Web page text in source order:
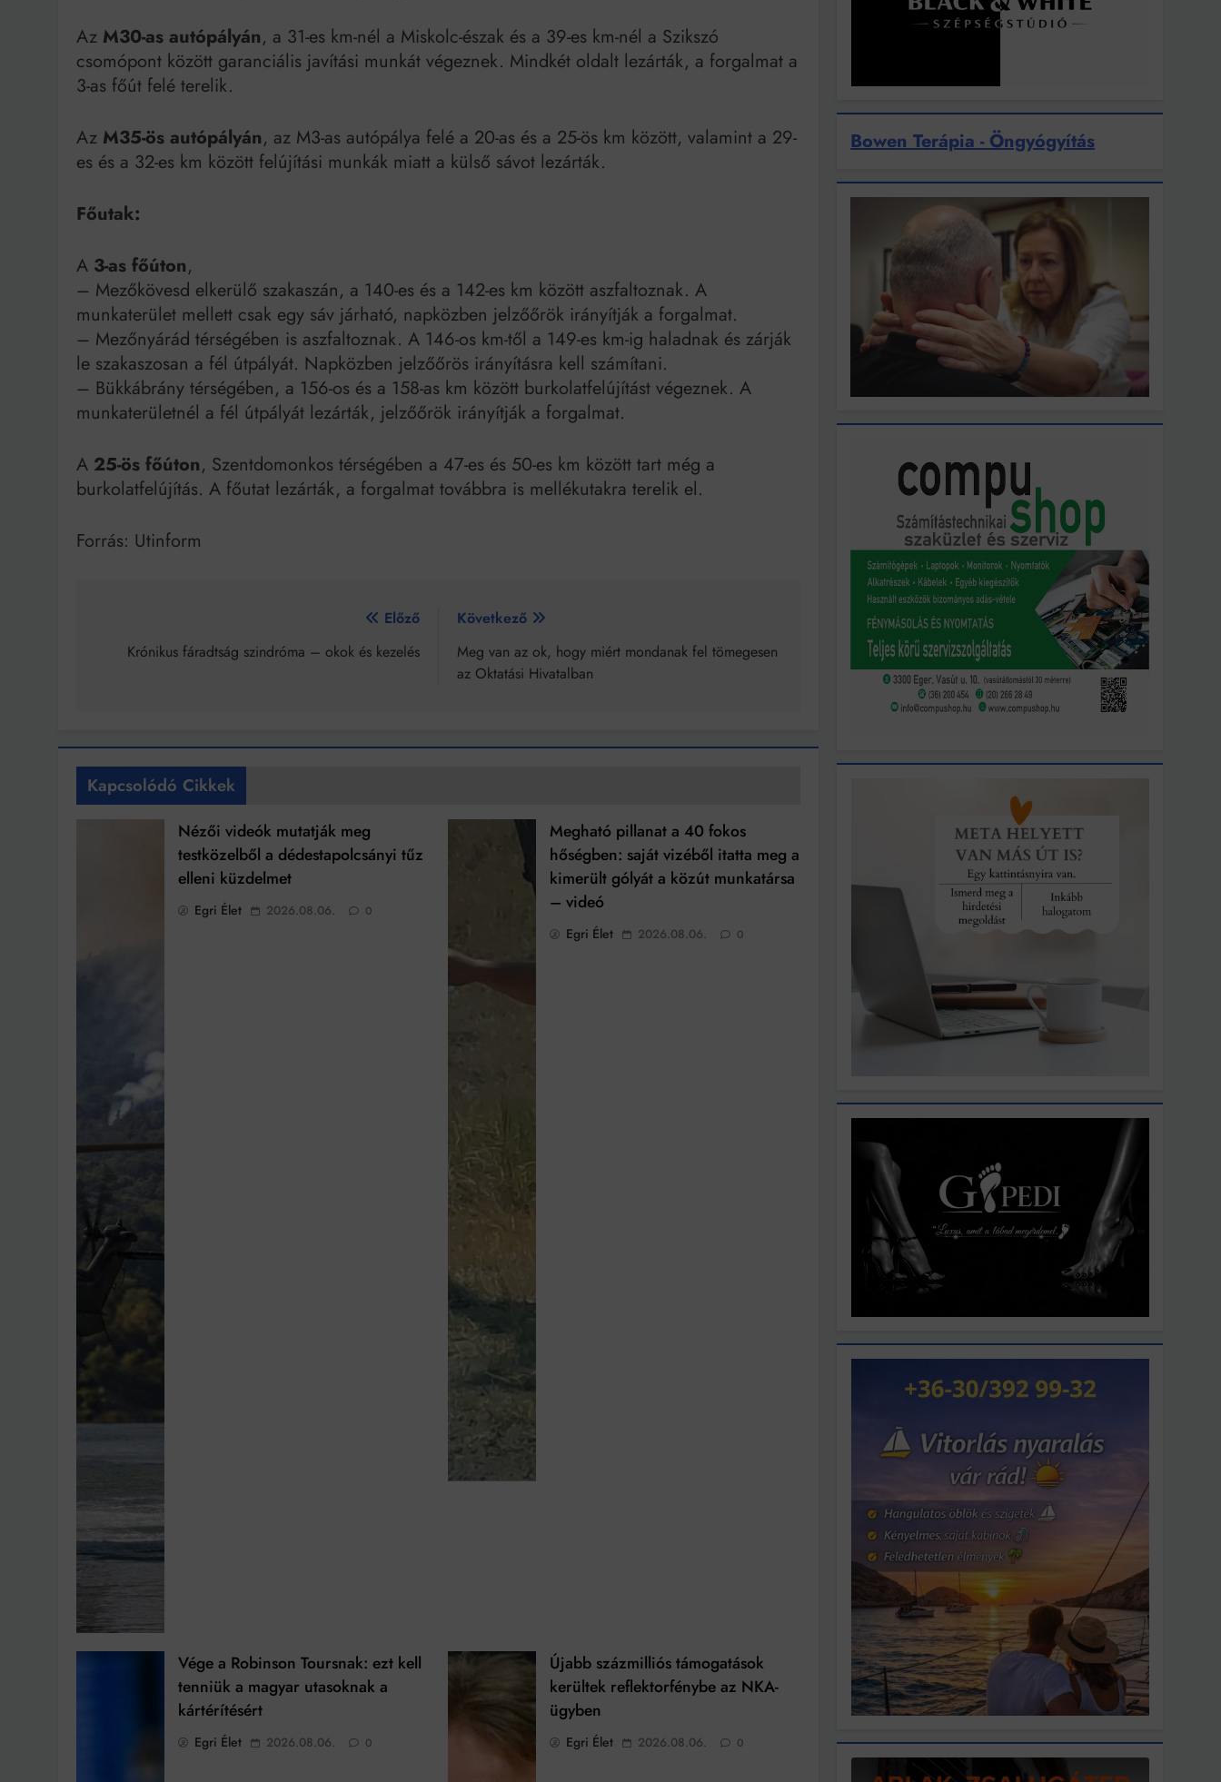
Az M30-as autópályán, a 31-es km-nél a Miskolc-észak és a 39-es km-nél a Szikszó
csomópont között garanciális javítási munkát végeznek. Mindkét oldalt lezárták, a forgalmat a
3-as főút felé terelik.
Az M35-ös autópályán, az M3-as autópálya felé a 20-as és a 25-ös km között, valamint a 29-
es és a 32-es km között felújítási munkák miatt a külső sávot lezárták.
Főutak:
A 3-as főúton,
– Mezőkövesd elkerülő szakaszán, a 140-es és a 142-es km között aszfaltoznak. A
munkaterület mellett csak egy sáv járható, napközben jelzőőrök irányítják a forgalmat.
– Mezőnyárád térségében is aszfaltoznak. A 146-os km-től a 149-es km-ig haladnak és zárják
le szakaszosan a fél útpályát. Napközben jelzőőrös irányításra kell számítani.
– Bükkábrány térségében, a 156-os és a 158-as km között burkolatfelújítást végeznek. A
munkaterületnél a fél útpályát lezárták, jelzőőrök irányítják a forgalmat.
A 25-ös főúton, Szentdomonkos térségében a 47-es és 50-es km között tart még a
burkolatfelújítás. A főutat lezárták, a forgalmat továbbra is mellékutakra terelik el.
Forrás: Utinform
navigáció
Előző
Krónikus fáradtság szindróma – okok és kezelés
Következő
Meg van az ok, hogy miért mondanak fel tömegesen
az Oktatási Hivatalban
Kapcsolódó Cikkek
Nézői videók mutatják meg
testközelből a dédestapolcsányi tűz
elleni küzdelmet
Egri Élet 2026.08.06. 0
Megható pillanat a 40 fokos
hőségben: saját vizéből itatta meg a
kimerült gólyát a közút munkatársa
– videó
Egri Élet 2026.08.06. 0
Vége a Robinson Toursnak: ezt kell
tenniük a magyar utasoknak a
kártérítésért
Egri Élet 2026.08.06. 0
Újabb százmilliós támogatások
kerültek reflektorfénybe az NKA-
ügyben
Egri Élet 2026.08.06. 0
Bowen Terápia - Öngyógyítás